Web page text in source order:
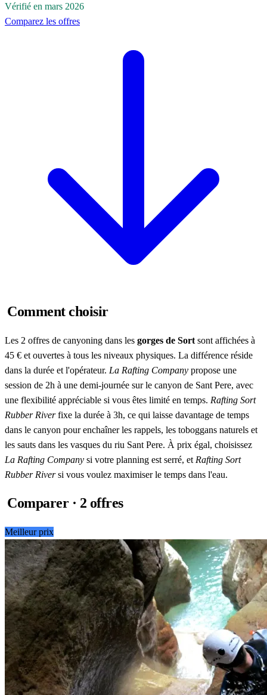
Vérifié en mars 2026
Comparez les offres
Comment choisir
Les 2 offres de canyoning dans les gorges de Sort sont affichées à
45 € et ouvertes à tous les niveaux physiques. La différence réside
dans la durée et l'opérateur. La Rafting Company propose une
session de 2h à une demi-journée sur le canyon de Sant Pere, avec
une flexibilité appréciable si vous êtes limité en temps. Rafting Sort
Rubber Riverfixe la durée à 3h, ce qui laisse davantage de temps
dans le canyon pour enchaîner les rappels, les toboggans naturels et
les sauts dans les vasques du riu Sant Pere. À prix égal, choisissez
La Rafting Company si votre planning est serré, et Rafting Sort
Rubber Riversi vous voulez maximiser le temps dans l'eau.
Comparer · 2 offres
Meilleur prix